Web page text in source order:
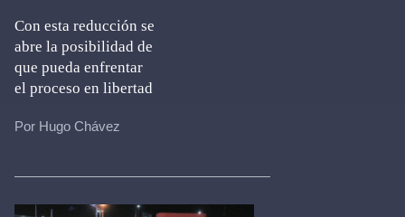
Con esta reducción se
abre la posibilidad de
que pueda enfrentar
el proceso en libertad
Por Hugo Chávez